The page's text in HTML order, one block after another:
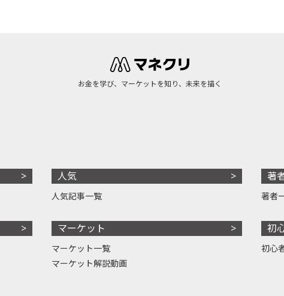
お金を学び、マーケットを知り、未来を描く
人気
人気記事一覧
マーケット
マーケット一覧
マーケット解説動画
著
著者
初
初心